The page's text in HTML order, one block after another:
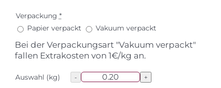
Verpackung *
Papier verpackt
Vakuum verpackt
Bei der Verpackungsart "Vakuum verpackt"
fallen Extrakosten von 1€/kg an.
Auswahl (kg)